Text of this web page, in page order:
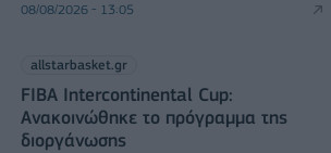
08/08/2026 - 13:05
allstarbasket.gr
FIBA Intercontinental Cup:
Ανακοινώθηκε το πρόγραμμα της
διοργάνωσης